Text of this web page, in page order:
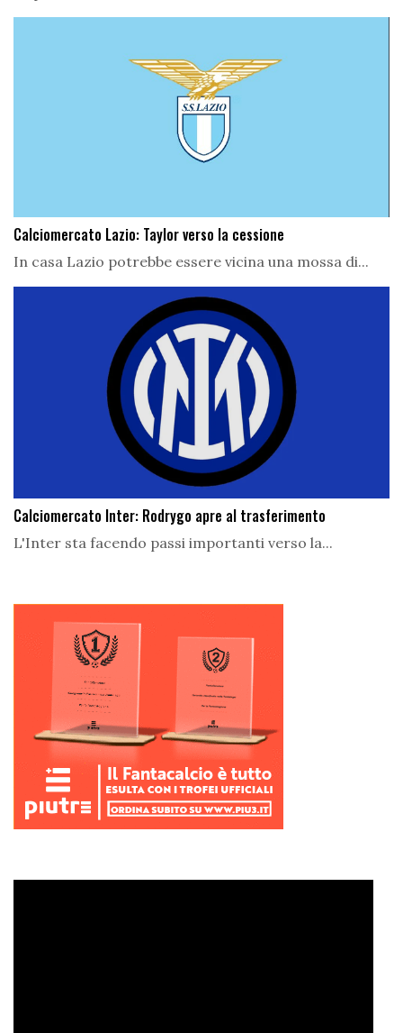
Calciomercato Lazio: Taylor verso la cessione
In casa Lazio potrebbe essere vicina una mossa di...
Calciomercato Inter: Rodrygo apre al trasferimento
L'Inter sta facendo passi importanti verso la...